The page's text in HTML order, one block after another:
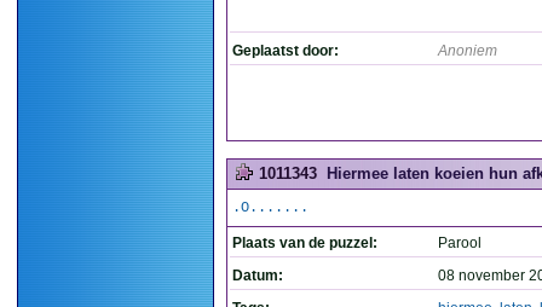
Geplaatst door: Anoniem
1011343 Hiermee laten koeien hun
.O.......
Plaats van de puzzel:
Parool
Datum:
08 november